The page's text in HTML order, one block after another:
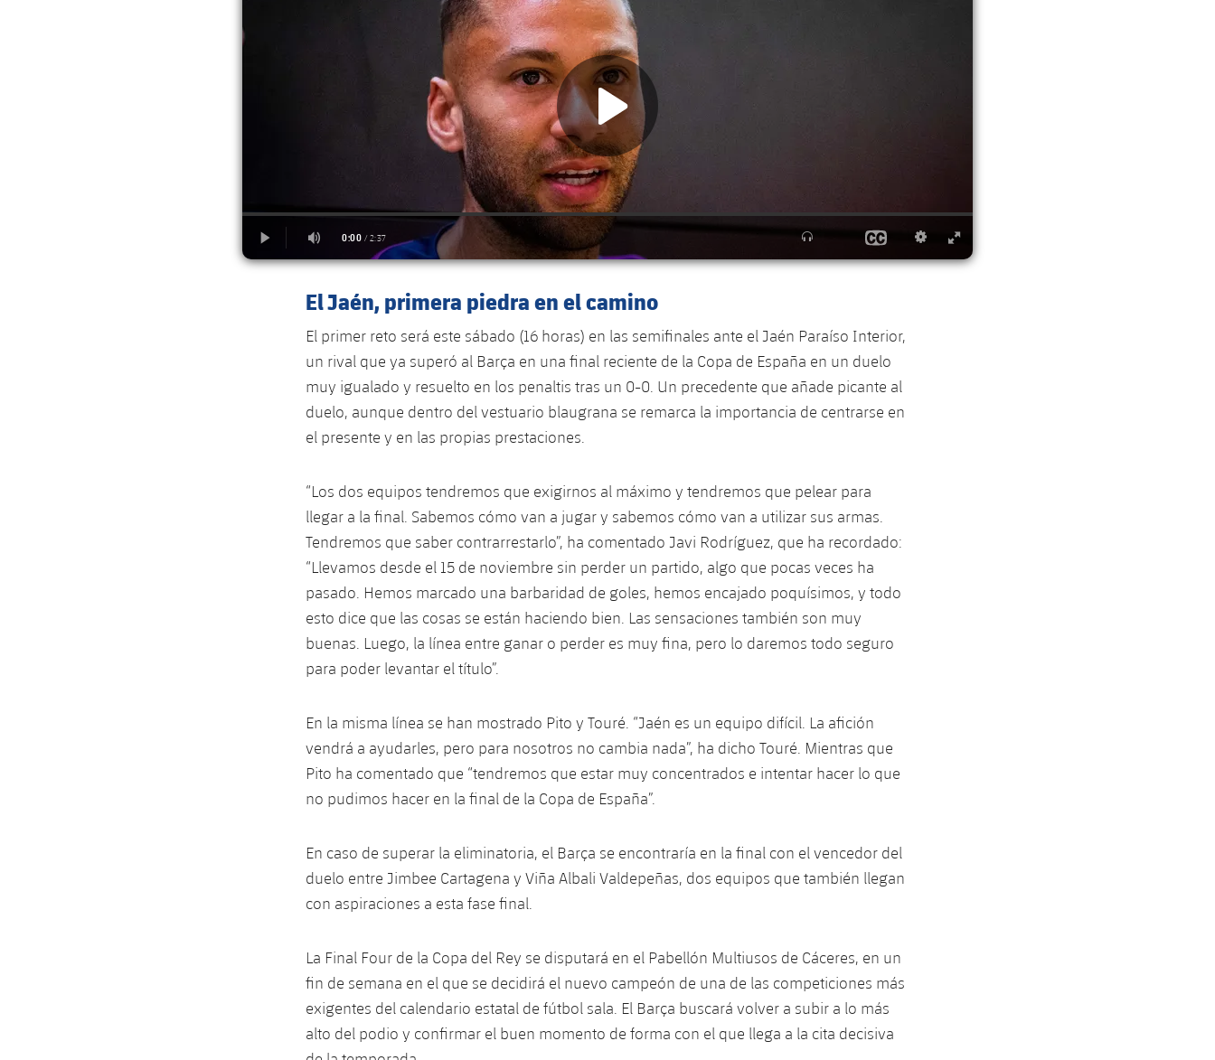
El Jaén, primera piedra en el camino
El primer reto será este sábado (16 horas) en las semifinales ante el Jaén Paraíso Interior,
un rival que ya superó al Barça en una final reciente de la Copa de España en un duelo
muy igualado y resuelto en los penaltis tras un 0-0. Un precedente que añade picante al
duelo, aunque dentro del vestuario blaugrana se remarca la importancia de centrarse en
el presente y en las propias prestaciones.
“Los dos equipos tendremos que exigirnos al máximo y tendremos que pelear para
llegar a la final. Sabemos cómo van a jugar y sabemos cómo van a utilizar sus armas.
Tendremos que saber contrarrestarlo”, ha comentado Javi Rodríguez, que ha recordado:
“Llevamos desde el 15 de noviembre sin perder un partido, algo que pocas veces ha
pasado. Hemos marcado una barbaridad de goles, hemos encajado poquísimos, y todo
esto dice que las cosas se están haciendo bien. Las sensaciones también son muy
buenas. Luego, la línea entre ganar o perder es muy fina, pero lo daremos todo seguro
para poder levantar el título”.
En la misma línea se han mostrado Pito y Touré. “Jaén es un equipo difícil. La afición
vendrá a ayudarles, pero para nosotros no cambia nada”, ha dicho Touré. Mientras que
Pito ha comentado que “tendremos que estar muy concentrados e intentar hacer lo que
no pudimos hacer en la final de la Copa de España”.
En caso de superar la eliminatoria, el Barça se encontraría en la final con el vencedor del
duelo entre Jimbee Cartagena y Viña Albali Valdepeñas, dos equipos que también llegan
con aspiraciones a esta fase final.
La Final Four de la Copa del Rey se disputará en el Pabellón Multiusos de Cáceres, en un
fin de semana en el que se decidirá el nuevo campeón de una de las competiciones más
exigentes del calendario estatal de fútbol sala. El Barça buscará volver a subir a lo más
alto del podio y confirmar el buen momento de forma con el que llega a la cita decisiva